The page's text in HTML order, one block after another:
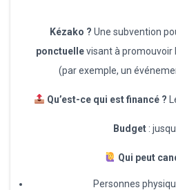
Kézako ? Une subvention
ponctuellevisant à promouvoir
(par exemple, un
Qu’est-ce qui est financé ?
Budget:
Qui peut
Personnes